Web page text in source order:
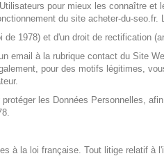
pour mieux les connaître
du site acheter-du-
1978) et d'un droit de rectification
email à la rubrique contact du Site
pour des motifs légitimes,
les Données Personnelles,
à la loi française. Tout litige relatif